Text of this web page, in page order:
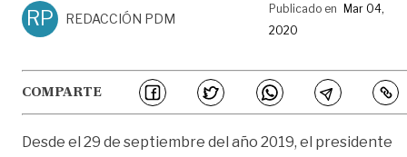
RP REDACCIÓN PDM
Publicado en
Mar 04,
2020
COMPARTE
Desde el 29 de septiembre del año 2019, el presidente